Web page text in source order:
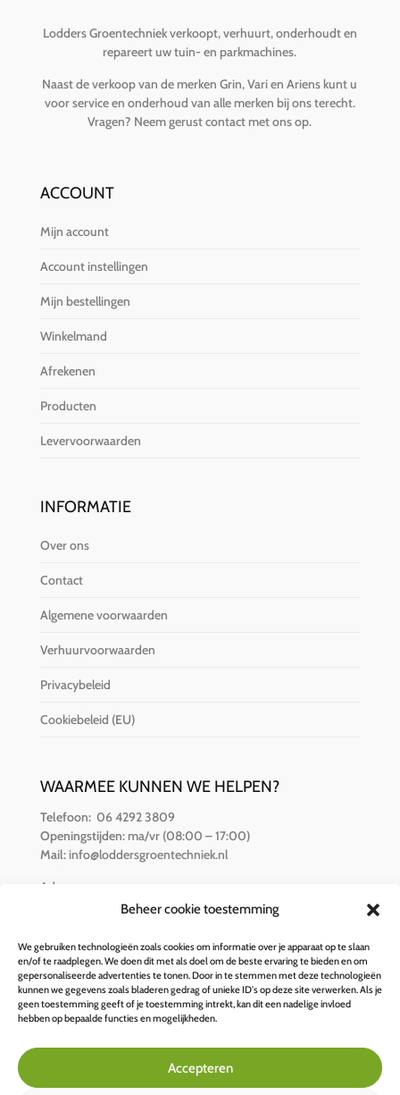
Beheer cookie toestemming
We gebruiken technologieën zoals cookies om informatie over je apparaat op te slaan
en/of te raadplegen. We doen dit met als doel om de beste ervaring te bieden en om
gepersonaliseerde advertenties te tonen. Door in te stemmen met deze technologieën
kunnen we gegevens zoals bladeren gedrag of unieke ID's op deze site verwerken. Als je
geen toestemming geeft of je toestemming intrekt, kan dit een nadelige invloed
hebben op bepaalde functies en mogelijkheden.
Accepteren
Lodders Groentechniek verkoopt, verhuurt, onderhoudt en
repareert uw tuin- en parkmachines.
Naast de verkoop van de merken Grin, Vari en Ariens kunt u
voor service en onderhoud van alle merken bij ons terecht.
Vragen? Neem gerust contact met ons op.
ACCOUNT
Mijn account
Account instellingen
Mijn bestellingen
Winkelmand
Afrekenen
Producten
Levervoorwaarden
INFORMATIE
Over ons
Contact
Algemene voorwaarden
Verhuurvoorwaarden
Privacybeleid
Cookiebeleid (EU)
WAARMEE KUNNEN WE HELPEN?
Telefoon: 06 4292 3809
Openingstijden:ma/vr (08:00 – 17:00)
Mail: info@loddersgroentechniek.nl
Adres:
Van der Hamlaan 16
BETALINGSOPTIES